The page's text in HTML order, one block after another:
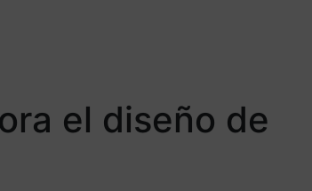
el diseño de